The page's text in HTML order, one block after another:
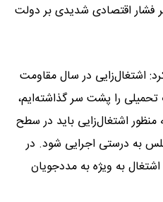
فشار اقتصادی شدیدی بر دولت
اشتغال‌زایی در سال مقاومت
را پشت سر گذاشته‌ایم،
منظور اشتغال‌زایی باید در سطح
به درستی اجرایی شود. در
به ویژه به مددجویان